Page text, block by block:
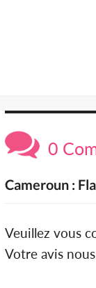
0
Cameroun :
Veuillez vous
Votre avis